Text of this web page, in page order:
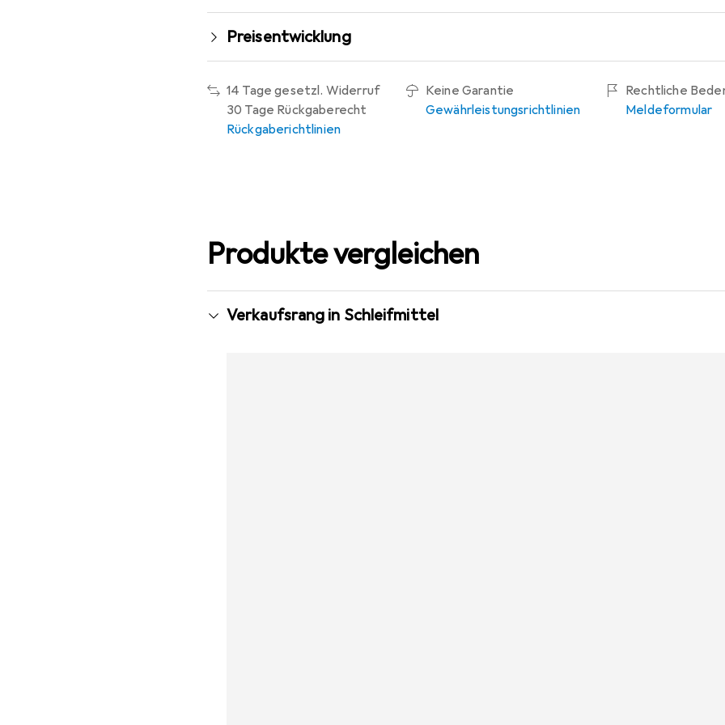
Preisentwicklung
14 Tage gesetzl. Widerruf
30 Tage Rückgaberecht
Rückgaberichtlinien
Keine Garantie
Gewährleistungsrichtlinien
Rechtliche
Meldeformular
Produkte vergleichen
Verkaufsrang in Schleifmittel